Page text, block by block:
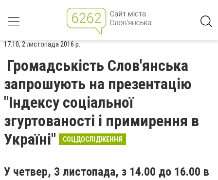
17:10, 2 листопада 2016 р.
Громадськість Слов'янська
запрошують на презентацію
"Індексу соціальної
згуртованості і примирення в
Україні"
СОЦДОСЛІДЖЕННЯ
У четвер, 3 листопада, з 14.00 до 16.00 в